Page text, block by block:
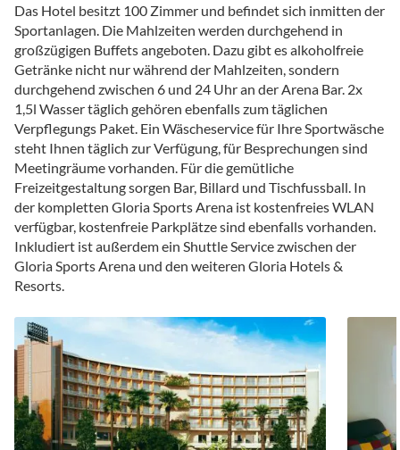
Das Hotel besitzt 100 Zimmer und befindet sich inmitten der
Sportanlagen. Die Mahlzeiten werden durchgehend in
großzügigen Buffets angeboten. Dazu gibt es alkoholfreie
Getränke nicht nur während der Mahlzeiten, sondern
durchgehend zwischen 6 und 24 Uhr an der Arena Bar. 2x
1,5l Wasser täglich gehören ebenfalls zum täglichen
Verpflegungs Paket. Ein Wäscheservice für Ihre Sportwäsche
steht Ihnen täglich zur Verfügung, für Besprechungen sind
Meetingräume vorhanden. Für die gemütliche
Freizeitgestaltung sorgen Bar, Billard und Tischfussball. In
der kompletten Gloria Sports Arena ist kostenfreies WLAN
verfügbar, kostenfreie Parkplätze sind ebenfalls vorhanden.
Inkludiert ist außerdem ein Shuttle Service zwischen der
Gloria Sports Arena und den weiteren Gloria Hotels &
Resorts.